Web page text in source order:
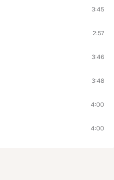
3:45
2:57
3:46
3:48
4:00
4:00